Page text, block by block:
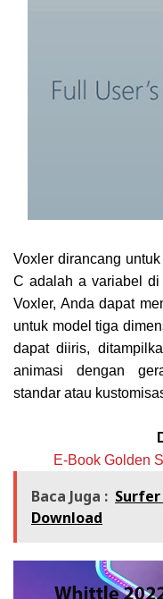
Voxler dirancang
C adalah a variabel
Voxler, Anda dapat
untuk model tiga
dapat diiris,
animasi dengan
standar atau
E-Book Golden
Baca Juga : Surfer
Download